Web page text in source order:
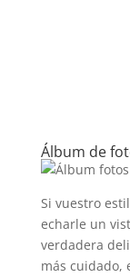
Álbum de
Si vuestro
echarle un
verdadera
más cuidado,